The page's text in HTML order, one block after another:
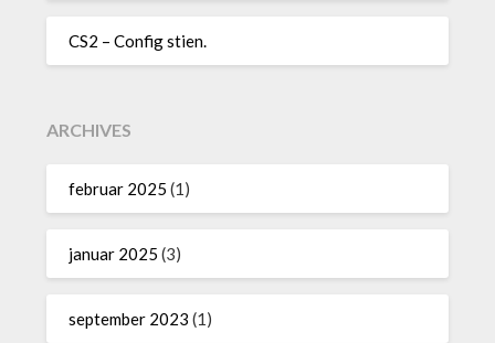
CS2 – Config stien.
ARCHIVES
februar 2025 (1)
januar 2025 (3)
september 2023 (1)